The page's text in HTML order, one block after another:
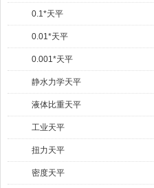
0.1*天平
0.01*天平
0.001*天平
静水力学天平
液体比重天平
工业天平
扭力天平
密度天平